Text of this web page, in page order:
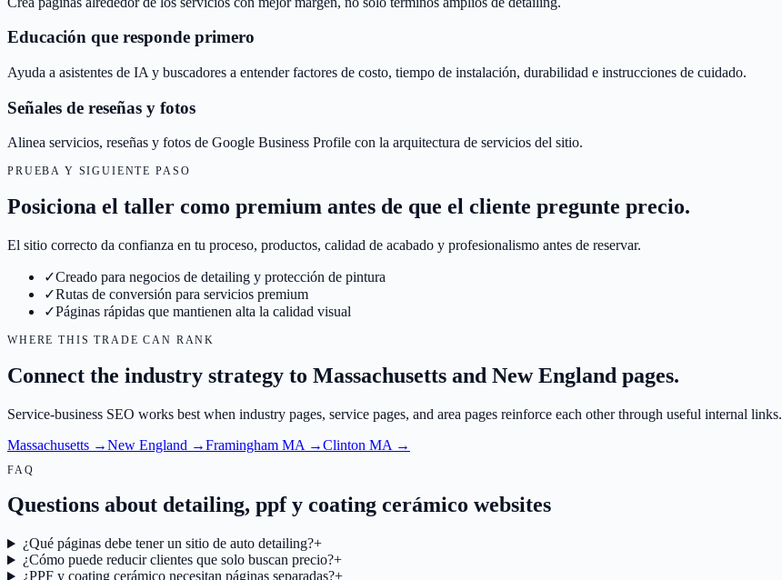
Educación que responde primero
Ayuda a asistentes de IA y buscadores a entender factores de costo, tiempo de instalación, durabilidad e instrucciones de cuidado.
Señales de reseñas y fotos
Alinea servicios, reseñas y fotos de Google Business Profile con la arquitectura de servicios del sitio.
PRUEBA Y SIGUIENTE PASO
Posiciona el taller como premium antes de que el cliente pregunte precio.
El sitio correcto da confianza en tu proceso, productos, calidad de acabado y profesionalismo antes de reservar.
✓Creado para negocios de detailing y protección de pintura
✓Rutas de conversión para servicios premium
✓Páginas rápidas que mantienen alta la calidad visual
WHERE THIS TRADE CAN RANK
Connect the industry strategy to Massachusetts and New England pages.
Service-business SEO works best when industry pages, service pages, and area pages reinforce each other through useful internal links.
Massachusetts →New England →Framingham MA →Clinton MA →
FAQ
Questions about detailing, ppf y coating cerámico websites
¿Qué páginas debe tener un sitio de auto detailing?+
¿Cómo puede reducir clientes que solo buscan precio?+
¿PPF y coating cerámico necesitan páginas separadas?+